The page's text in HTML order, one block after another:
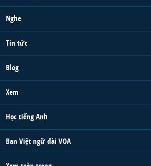
Nghe
Tin tức
Blog
Xem
Học tiếng Anh
Ban Việt ngữ đài VOA